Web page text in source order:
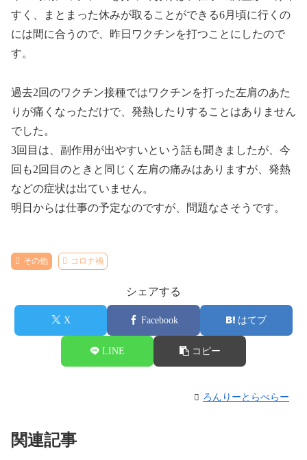
すく、まとまった休みが取ることができる6月頃に行くの
には間に合うので、昨日ワクチンを打つことにしたので
す。
過去2回のワクチン接種ではワクチンを打った左肩のあた
りが痛くなっただけで、発熱したりすることはありません
でした。
3回目は、副作用が出やすいという話も聞きましたが、今
回も2回目のときと同じく左肩の痛みはありますが、発熱
などの症状は出ていません。
明日からは仕事の予定なのですが、問題なさそうです。
その他 コロナ禍
シェアする
X Facebook はてブ
LINE コピー
ろんりーとらべらー
関連記事